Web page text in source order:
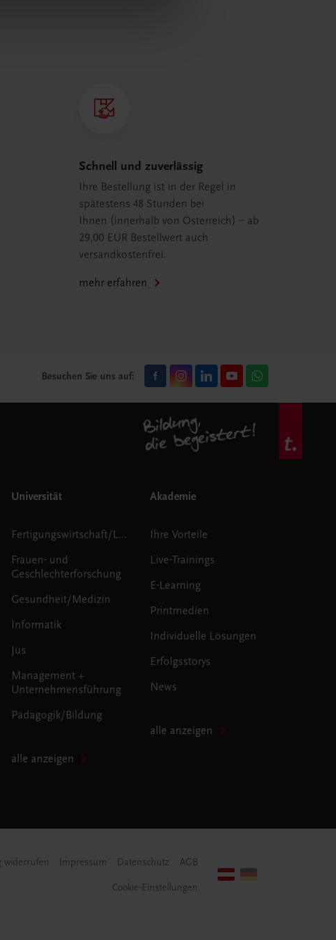
Schnell und zuverlässig
Ihre Bestellung ist in der Regel in
spätestens 48 Stunden bei
Ihnen (innerhalb von Österreich) – ab
29,00 EUR Bestellwert auch
versandkostenfrei.
mehr erfahren
Besuchen Sie uns auf:
Universität
Fertigungswirtschaft/Logistik
Frauen- und
Geschlechterforschung
Gesundheit/Medizin
Informatik
Jus
Management +
Unternehmensführung
Pädagogik/Bildung
alle anzeigen
Akademie
Ihre Vorteile
Live-Trainings
E-Learning
Printmedien
Individuelle Lösungen
Erfolgsstorys
News
alle anzeigen
widerrufen Impressum Datenschutz AGB
Cookie-Einstellungen